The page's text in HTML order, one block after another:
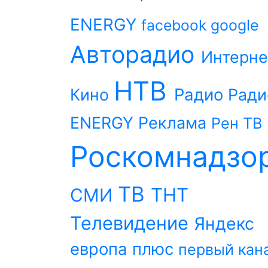
ENERGY facebook google
Авторадио
Кино НТВ Радио
ENERGY Реклама Рен ТВ
СМИ ТВ ТНТ
Телевидение Яндекс
европа плюс первый